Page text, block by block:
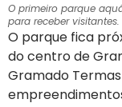
O primeiro parque
para receber
O parque fica
do centro de
Gramado